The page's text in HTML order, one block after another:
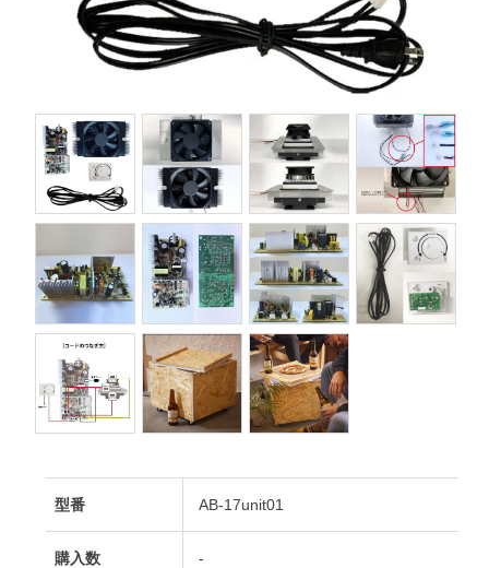
型番 AB-17unit01
購入数 -